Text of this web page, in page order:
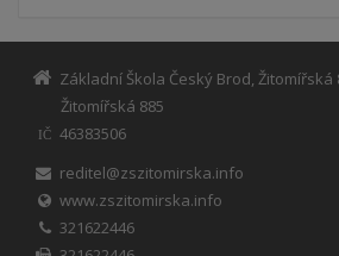
Základní Škola Český Brod, Žitomířská
Žitomířská 885
IČ
46383506
reditel@zszitomirska.info
www.zszitomirska.info
321622446